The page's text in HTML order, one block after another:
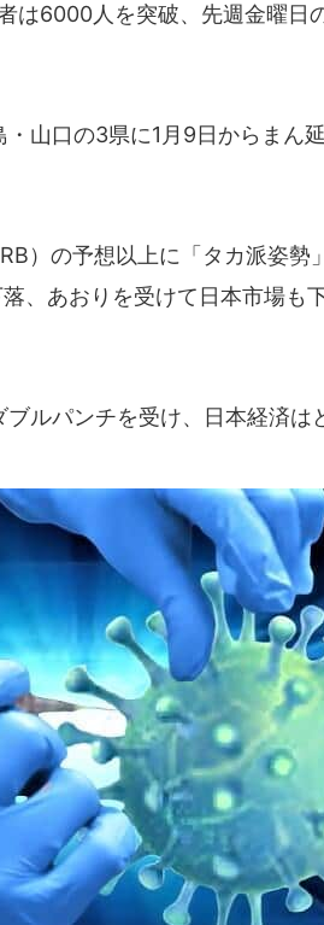
は6000人を突破、先週金曜日
山口の3県に1月9日からまん
）の予想以上に「タカ派姿勢
、あおりを受けて日本市場も
ルパンチを受け、日本経済は